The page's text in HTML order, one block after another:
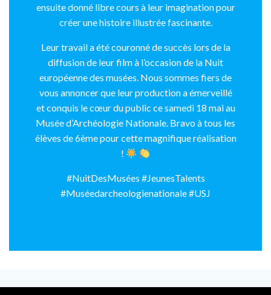
ensuite donné libre cours à leur imagination pour
créer une histoire illustrée fascinante.
Leur travail a été couronné de succès lors de la
diffusion de leur film à l’occasion de la Nuit
européenne des musées. Nous sommes fiers de
vous annoncer que leur production a émerveillé
et conquis le cœur du public ce samedi 18 mai au
Musée d’Archéologie Nationale. Bravo à tous les
élèves de 6ème pour cette magnifique réalisation
!
#NuitDesMusées #JeunesTalents
#Muséedarcheologienationale #USJ